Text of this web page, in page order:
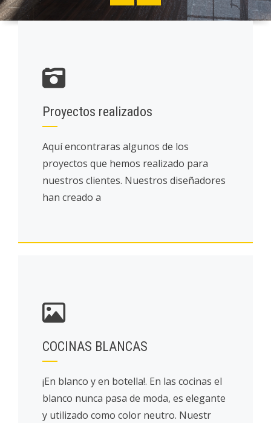
Proyectos realizados
Aquí encontraras algunos de los
proyectos que hemos realizado para
nuestros clientes. Nuestros diseñadores
han creado a
COCINAS BLANCAS
¡En blanco y en botella!. En las cocinas el
blanco nunca pasa de moda, es elegante
y utilizado como color neutro. Nuestr